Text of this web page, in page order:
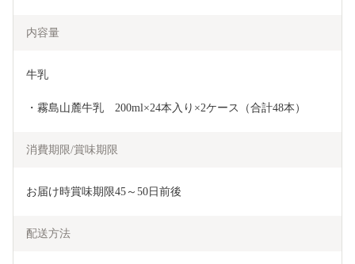
内容量
牛乳
・霧島山麓牛乳　200ml×24本入り×2ケース（合計48本）
消費期限/賞味期限
お届け時賞味期限45～50日前後
配送方法